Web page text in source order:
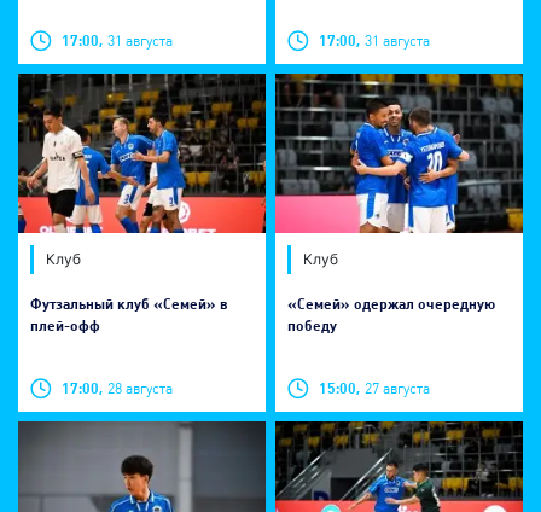
17:00, 31 августа 17:00, 31 августа
Клуб
Футзальный клуб «Семей» в
плей-офф
17:00, 28 августа
Клуб
​«Семей» одержал очередную
победу
15:00, 27 августа